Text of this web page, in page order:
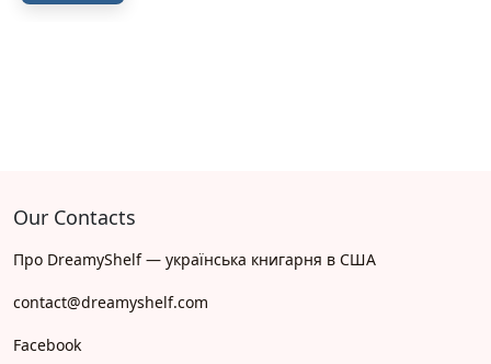
Our Contacts
Про DreamyShelf — українська книгарня в США
contact@dreamyshelf.com
Facebook